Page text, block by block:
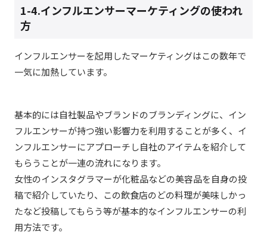
1-4.インフルエンサーマーケティングの使われ
方
インフルエンサーを起用したマーケティングはこの数年で
一気に加熱しています。
基本的には自社製品やブランドのブランディングに、イン
フルエンサーが持つ強い影響力を利用することが多く、イ
ンフルエンサーにアプローチし自社のアイテムを紹介して
もらうことが一連の流れになります。
女性のインスタグラマーが化粧品などの美容品を自身の投
稿で紹介していたり、この飲食店のどの料理が美味しかっ
たなど投稿してもらう等が基本的なインフルエンサーの利
用方法です。